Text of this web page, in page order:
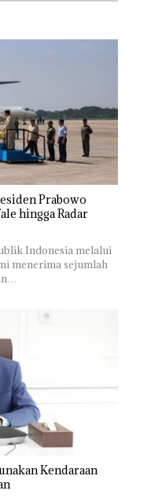
Prabowo
hingga Radar
Indonesia melalui
menerima sejumlah
Kendaraan